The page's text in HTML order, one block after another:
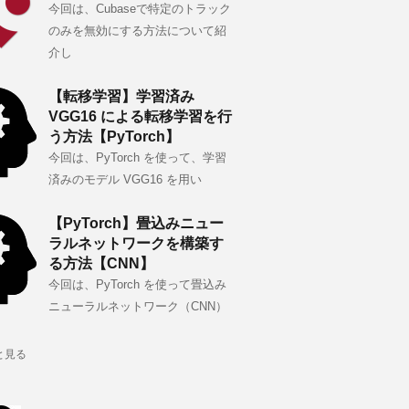
今回は、Cubaseで特定のトラック
のみを無効にする方法について紹
介し
【転移学習】学習済み
VGG16 による転移学習を行
う方法【PyTorch】
今回は、PyTorch を使って、学習
済みのモデル VGG16 を用い
【PyTorch】畳込みニュー
ラルネットワークを構築す
る方法【CNN】
今回は、PyTorch を使って畳込み
ニューラルネットワーク（CNN）
見る